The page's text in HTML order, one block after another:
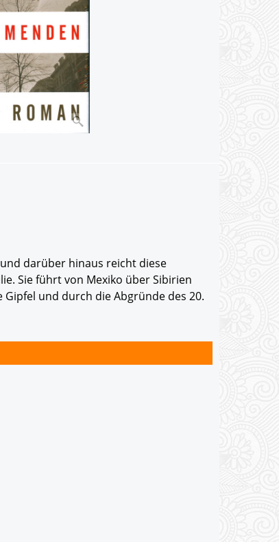
darüber hinaus reicht diese
Sie führt von Mexiko über Sibirien
und durch die Abgründe des 20.